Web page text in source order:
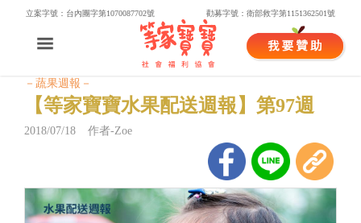
立案字號：台內團字第1070087702號 勸募字號：衛部救字第1151362501號
－蔬果週報－
【等家寶寶水果配送週報】第97週
2018/07/18 作者-Zoe